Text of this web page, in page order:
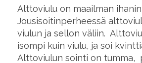
Alttoviulu on maailman
Jousisoitinperheessä
viulun ja sellon väliin.
isompi kuin viulu, ja soi
Alttoviulun sointi on tumma,